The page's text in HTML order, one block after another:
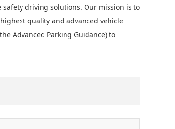
driving solutions. Our mission is to
quality and advanced vehicle
Advanced Parking Guidance) to